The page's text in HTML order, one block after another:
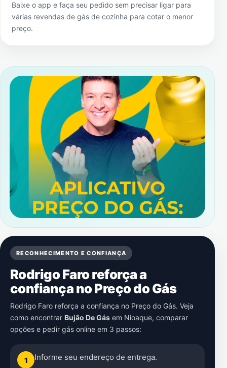
Baixe o app e faça seu pedido sem precisar ligar para
várias revendas de gás de cozinha para cotar o menor
preço.
RECONHECIMENTO E CONFIANÇA
Rodrigo Faro reforça a
confiança no Preço do Gás
Rodrigo Faro reforça a confiança no Preço do Gás. Veja
como encontrar Bujão De Gás em Nioaque, comparar
opções e pedir gás online em 3 passos:
1 Informe seu endereço de entrega.